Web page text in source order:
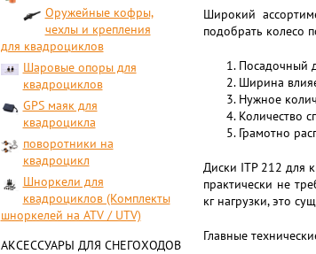
Оружейные кофры,
чехлы и крепления
для квадроциклов
Шаровые опоры для
квадроциклов
GPS маяк для
квадроцикла
поворотники на
квадроцикл
Шноркели для
квадроциклов (Комплекты
шноркелей на ATV / UTV)
АКСЕССУАРЫ ДЛЯ СНЕГОХОДОВ
Широкий
подобрать колесо
Посадочный
Ширина
Нужное
Количество
Грамотно
Диски ITP 212 для
практически не
кг нагрузки, это
Главные